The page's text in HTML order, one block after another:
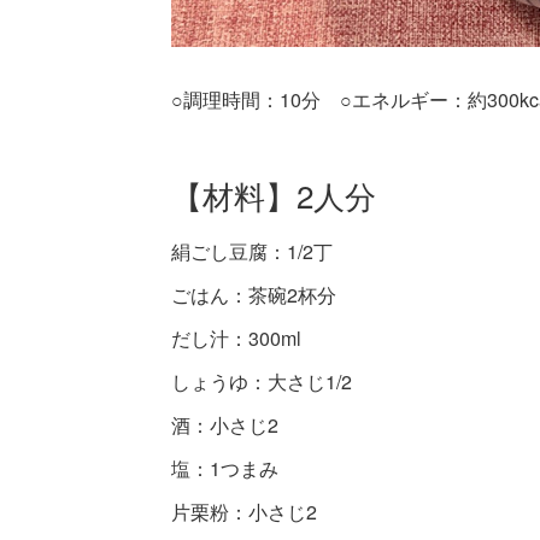
○調理時間：10分 ○エネルギー：約
【材料】2人分
絹ごし豆腐：1/2丁
ごはん：茶碗2杯分
だし汁：300ml
しょうゆ：大さじ1/2
酒：小さじ2
塩：1つまみ
片栗粉：小さじ2